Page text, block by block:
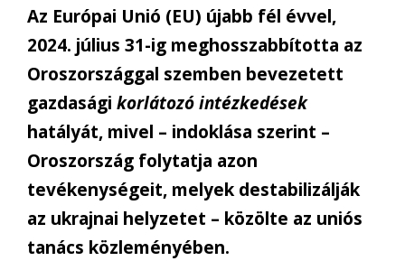
Az Európai Unió (EU) újabb fél évvel,
2024. július 31-ig meghosszabbította az
Oroszországgal szemben bevezetett
gazdasági korlátozó intézkedések
hatályát, mivel – indoklása szerint –
Oroszország folytatja azon
tevékenységeit, melyek destabilizálják
az ukrajnai helyzetet – közölte az uniós
tanács közleményében.